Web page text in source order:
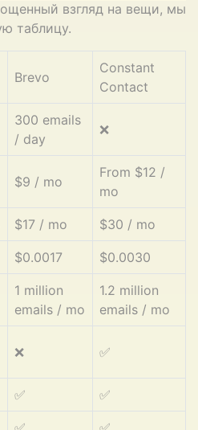
взгляд на вещи, мы
таблицу.
Brevo
Constant
Contact
300 emails
/ day
❌
$9 / mo
From $12 /
mo
$17 / mo $30 / mo
$0.0017 $0.0030
1 million
emails / mo
1.2 million
emails / mo
❌ ✅
✅ ✅